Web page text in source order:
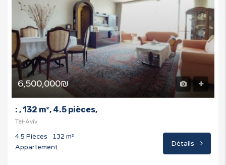
6,500,000₪
: , 132 m², 4.5 pièces,
Tel-Aviv
4.5 Pièces
132 m²
Appartement
Détails